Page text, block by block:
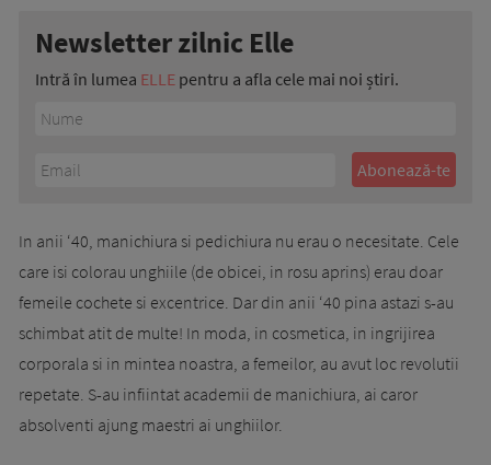
Newsletter zilnic Elle
Intră în lumea ELLE pentru a afla cele mai noi știri.
In anii ‘40, manichiura si pedichiura nu erau o necesitate. Cele
care isi colorau unghiile (de obicei, in rosu aprins) erau doar
femeile cochete si excentrice. Dar din anii ‘40 pina astazi s-au
schimbat atit de multe! In moda, in cosmetica, in ingrijirea
corporala si in mintea noastra, a femeilor, au avut loc revolutii
repetate. S-au infiintat academii de manichiura, ai caror
absolventi ajung maestri ai unghiilor.